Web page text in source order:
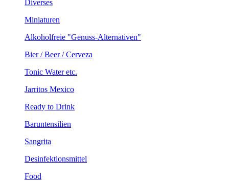
Diverses
Miniaturen
Alkoholfreie "Genuss-Alternativen"
Bier / Beer / Cerveza
Tonic Water etc.
Jarritos Mexico
Ready to Drink
Baruntensilien
Sangrita
Desinfektionsmittel
Food